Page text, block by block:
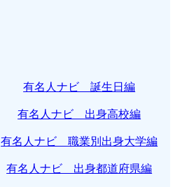
有名人ナビ 誕生日編
有名人ナビ 出身高校編
有名人ナビ 職業別出身大学編
有名人ナビ 出身都道府県編